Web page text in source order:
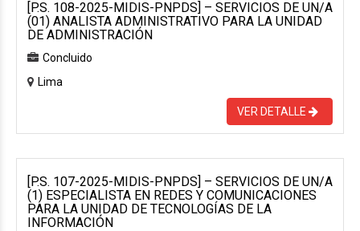
[P.S. 108-2025-MIDIS-PNPDS] – SERVICIOS DE UN/A
(01) ANALISTA ADMINISTRATIVO PARA LA UNIDAD
DE ADMINISTRACIÓN
Concluido
Lima
VER DETALLE
[P.S. 107-2025-MIDIS-PNPDS] – SERVICIOS DE UN/A
(1) ESPECIALISTA EN REDES Y COMUNICACIONES
PARA LA UNIDAD DE TECNOLOGÍAS DE LA
INFORMACIÓN